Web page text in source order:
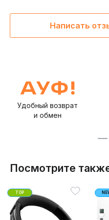
Написать
Удобный возврат
и обмен
Посмотрите
TOP